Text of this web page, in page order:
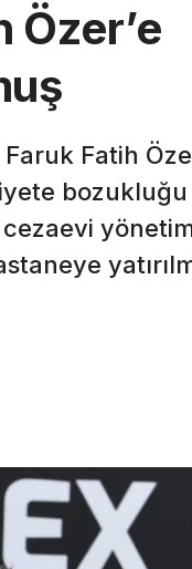
Fatih
bozukluğu